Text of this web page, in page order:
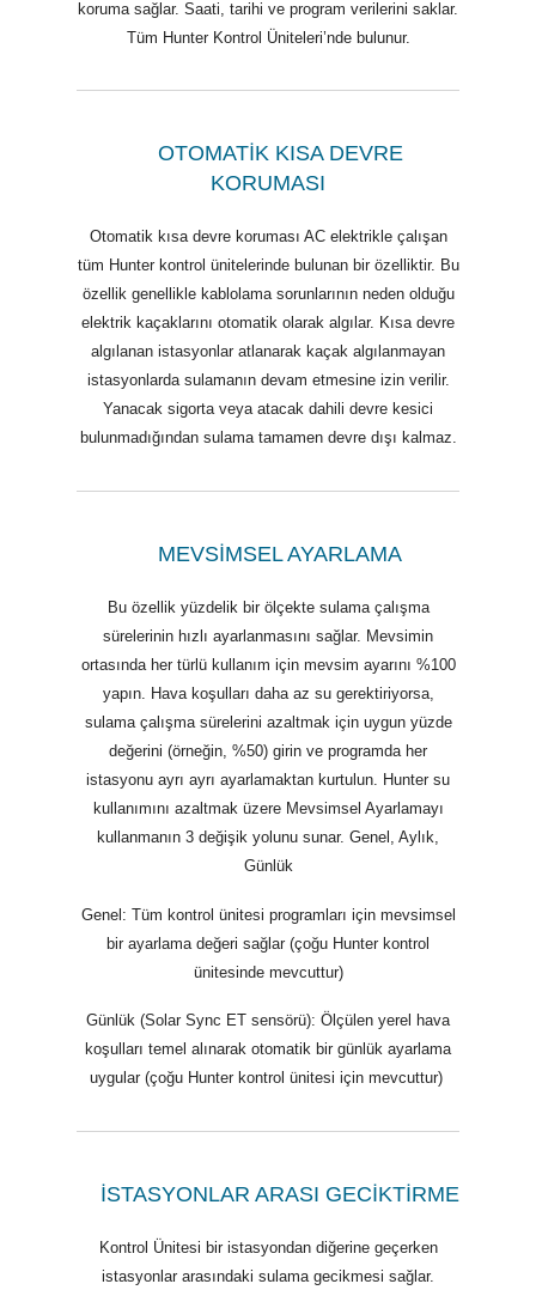
koruma sağlar. Saati, tarihi ve program verilerini saklar.
Tüm Hunter Kontrol Üniteleri’nde bulunur.
OTOMATİK KISA DEVRE
KORUMASI
Otomatik kısa devre koruması AC elektrikle çalışan
tüm Hunter kontrol ünitelerinde bulunan bir özelliktir. Bu
özellik genellikle kablolama sorunlarının neden olduğu
elektrik kaçaklarını otomatik olarak algılar. Kısa devre
algılanan istasyonlar atlanarak kaçak algılanmayan
istasyonlarda sulamanın devam etmesine izin verilir.
Yanacak sigorta veya atacak dahili devre kesici
bulunmadığından sulama tamamen devre dışı kalmaz.
MEVSİMSEL AYARLAMA
Bu özellik yüzdelik bir ölçekte sulama çalışma
sürelerinin hızlı ayarlanmasını sağlar. Mevsimin
ortasında her türlü kullanım için mevsim ayarını %100
yapın. Hava koşulları daha az su gerektiriyorsa,
sulama çalışma sürelerini azaltmak için uygun yüzde
değerini (örneğin, %50) girin ve programda her
istasyonu ayrı ayrı ayarlamaktan kurtulun. Hunter su
kullanımını azaltmak üzere Mevsimsel Ayarlamayı
kullanmanın 3 değişik yolunu sunar. Genel, Aylık,
Günlük
Genel: Tüm kontrol ünitesi programları için mevsimsel
bir ayarlama değeri sağlar (çoğu Hunter kontrol
ünitesinde mevcuttur)
Günlük (Solar Sync ET sensörü): Ölçülen yerel hava
koşulları temel alınarak otomatik bir günlük ayarlama
uygular (çoğu Hunter kontrol ünitesi için mevcuttur)
İSTASYONLAR ARASI GECİKTİRME
Kontrol Ünitesi bir istasyondan diğerine geçerken
istasyonlar arasındaki sulama gecikmesi sağlar.